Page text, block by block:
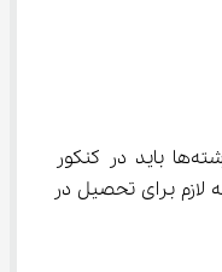
علاقه‌مندان برای تحصیل در این رشته‌ها باید در کنکور
برای تحصیل در